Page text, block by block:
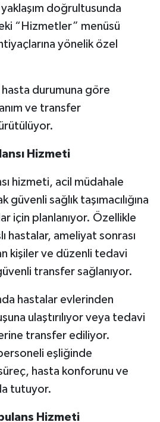
doğrultusunda
“Hizmetler” menüsü
yönelik özel
durumuna göre
ve transfer
Hizmeti
hizmeti, acil müdahale
sağlık taşımacılığına
için planlanıyor. Özellikle
hastalar, ameliyat sonrası
kişiler ve düzenli tedavi
transfer sağlanıyor.
hastalar evlerinden
ulaştırılıyor veya tedavi
transfer ediliyor.
eşliğinde
hasta konforunu ve
tutuyor.
Hizmeti